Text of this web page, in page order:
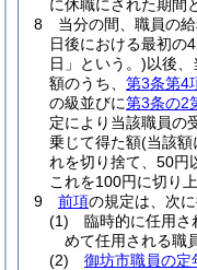
に休職にされた期間
8
当分の間、職員の
日後における最初の
日」という。)以後
額のうち、 第3条第4
の級並びに第3条の2
定により当該職員の
乗じて得た額(当該額
れを切り捨て、50円
これを100円に切り
9
前項の規定は、次
(1)
臨時的に任用さ
めて任用される職
(2)
御坊市職員の定